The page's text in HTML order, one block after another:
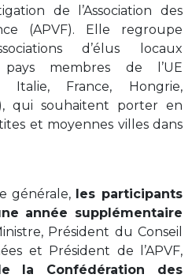
de l’Association des
(APVF). Elle regroupe
d’élus locaux
membres de l’UE
Italie, France, Hongrie,
qui souhaitent porter en
et moyennes villes dans
générale, les participants
année supplémentaire
Président du Conseil
et Président de l’APVF,
la Confédération des